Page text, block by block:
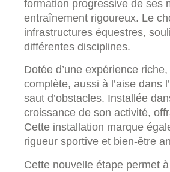
formation progressive de ses
entraînement rigoureux. Le
infrastructures équestres,
différentes disciplines.
Dotée d’une expérience
complète, aussi à l’aise dans
saut d’obstacles. Installée
croissance de son activité,
Cette installation marque
rigueur sportive et bien-être
Cette nouvelle étape permet